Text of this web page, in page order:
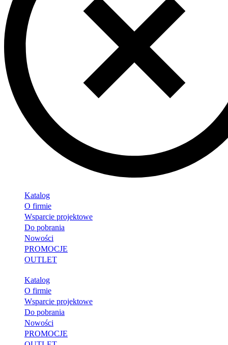
Katalog
O firmie
Wsparcie projektowe
Do pobrania
Nowości
PROMOCJE
OUTLET
Katalog
O firmie
Wsparcie projektowe
Do pobrania
Nowości
PROMOCJE